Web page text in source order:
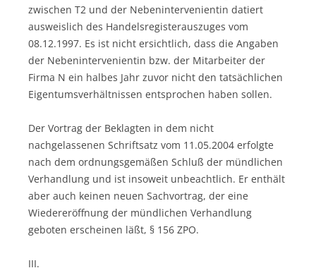
zwischen T2 und der Nebenintervenientin datiert
ausweislich des Handelsregisterauszuges vom
08.12.1997. Es ist nicht ersichtlich, dass die Angaben
der Nebenintervenientin bzw. der Mitarbeiter der
Firma N ein halbes Jahr zuvor nicht den tatsächlichen
Eigentumsverhältnissen entsprochen haben sollen.
Der Vortrag der Beklagten in dem nicht
nachgelassenen Schriftsatz vom 11.05.2004 erfolgte
nach dem ordnungsgemäßen Schluß der mündlichen
Verhandlung und ist insoweit unbeachtlich. Er enthält
aber auch keinen neuen Sachvortrag, der eine
Wiedereröffnung der mündlichen Verhandlung
geboten erscheinen läßt, § 156 ZPO.
III.